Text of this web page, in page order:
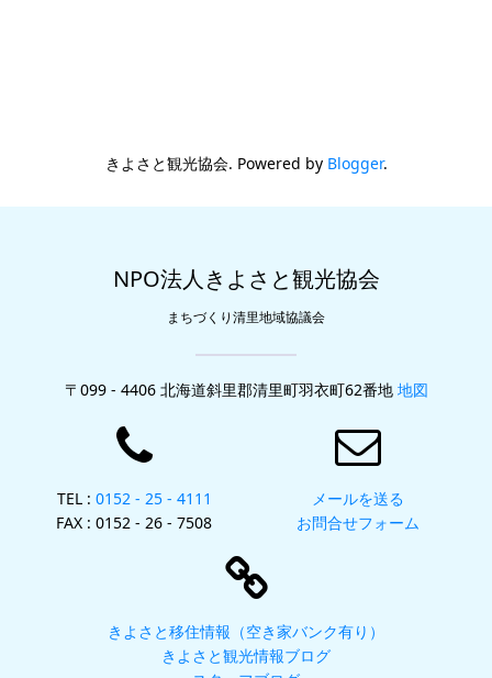
きよさと観光協会. Powered by Blogger.
NPO法人きよさと観光協会
まちづくり清里地域協議会
〒099 - 4406 北海道斜里郡清里町羽衣町62番地 地図
TEL : 0152 - 25 - 4111
FAX : 0152 - 26 - 7508
メールを送る
お問合せフォーム
きよさと移住情報（空き家バンク有り）
きよさと観光情報ブログ